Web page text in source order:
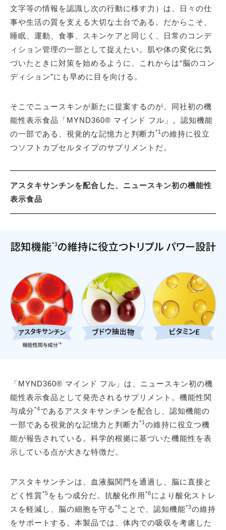
文字等の情報を認識し次の行動に移す力）は、日々の仕
事や生活の質を支える大切な土台である。だからこそ、
睡眠、運動、食事、スキンケアと同じく、日常のコンデ
ィション管理の一部として捉えたい。肌や体の変化に気
づいたときに対策を始めるように、これからは“脳のコン
ディション”にも早めに目を向ける。
そこでニュースキンが新たに提案するのが、同社初の機
能性表示食品「MYND360® マインド フル」。認知機能
の一部である、視覚的な記憶力と判断力 *1の維持に役立
つソフトカプセルタイプのサプリメントだ。
アスタキサンチンを配合した、ニュースキン初の機能性
表示食品
「MYND360® マインド フル」は、ニュースキン初の機
能性表示食品として発売されるサプリメント。機能性関
与成分*4であるアスタキサンチンを配合し、認知機能の
一部である視覚的な記憶力と判断力 *1 の維持に役立つ機
能が報告されている。科学的根拠に基づいた機能性を表
示している点が大きな特徴だ。
アスタキサンチンは、血液脳関門を通過し、脳に直接と
どく性質*5 をもつ成分だ。抗酸化作用*6により酸化ストレ
スを軽減し、脳の細胞を守る *6 ことで、認知機能*3の維持
をサポートする。本製品では、体内での吸収を考慮した